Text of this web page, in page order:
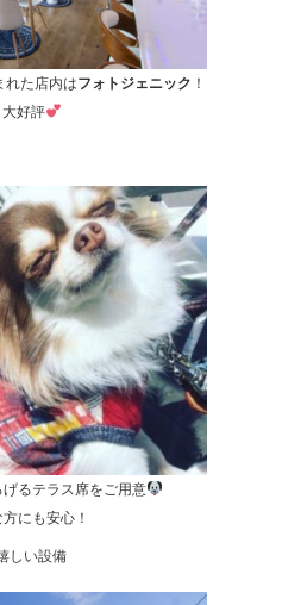
れた店内はフォトジェニック ！
好評
るテラス席をご用意
にも安心！
しい設備